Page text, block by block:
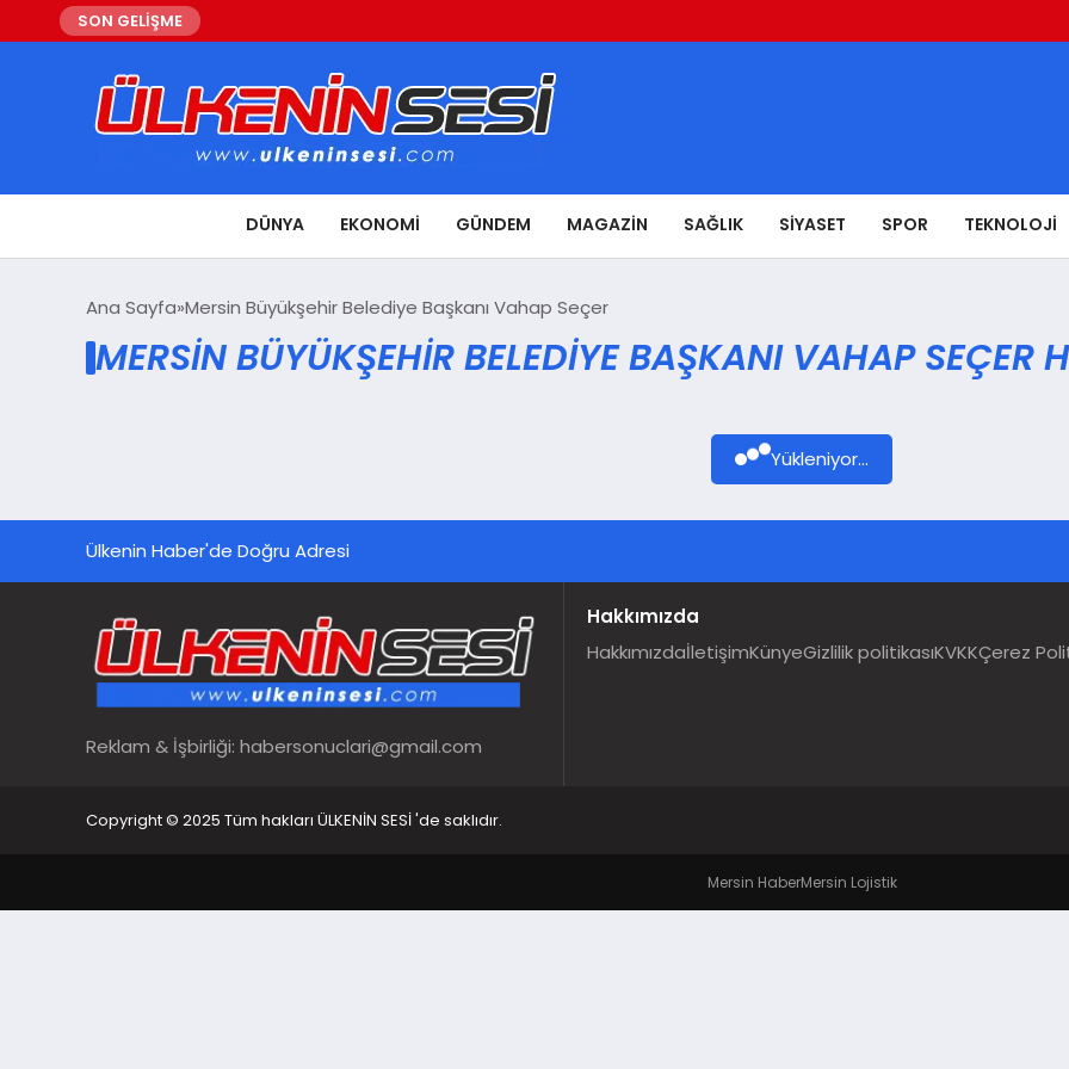
SON GELİŞME
DÜNYA EKONOMI GÜNDEM MAGAZIN SAĞLIK SIYASET SPOR TEKNOLOJI
Ana Sayfa Mersin Büyükşehir Belediye Başkanı Vahap Seçer
MERSIN BÜYÜKŞEHIR BELEDIYE BAŞKANI VAHAP SEÇER
Yükleniyor...
Ülkenin Haber'de Doğru Adresi
Reklam & İşbirliği: habersonuclari@gmail.com
Hakkımızda
HakkımızdaİletişimKünyeGizlilik politikasıKVKKÇerez
Copyright © 2025 Tüm hakları ÜLKENİN SESİ 'de saklıdır.
Mersin HaberMersin Lojistik